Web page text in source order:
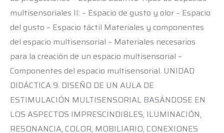
multisensoriales II: – Espacio de gusto y olor – Espacio
del gusto – Espacio táctil Materiales y componentes
del espacio multisensorial – Materiales necesarios
para la creación de un espacio multisensorial –
Componentes del espacio multisensorial. UNIDAD
DIDÁCTICA 9. DISEÑO DE UN AULA DE
ESTIMULACIÓN MULTISENSORIAL BASÁNDOSE EN
LOS ASPECTOS IMPRESCINDIBLES, ILUMINACIÓN,
RESONANCIA, COLOR, MOBILIARIO, CONEXIONES